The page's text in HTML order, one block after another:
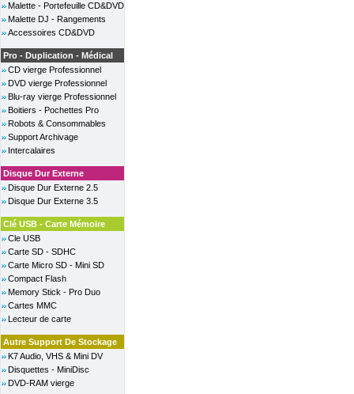
Malette - Portefeuille CD&DVD
Malette DJ - Rangements
Accessoires CD&DVD
Pro - Duplication - Médical
CD vierge Professionnel
DVD vierge Professionnel
Blu-ray vierge Professionnel
Boitiers - Pochettes Pro
Robots & Consommables
Support Archivage
Intercalaires
Disque Dur Externe
Disque Dur Externe 2.5
Disque Dur Externe 3.5
Clé USB - Carte Mémoire
Cle USB
Carte SD - SDHC
Carte Micro SD - Mini SD
Compact Flash
Memory Stick - Pro Duo
Cartes MMC
Lecteur de carte
Autre Support De Stockage
K7 Audio, VHS & Mini DV
Disquettes - MiniDisc
DVD-RAM vierge